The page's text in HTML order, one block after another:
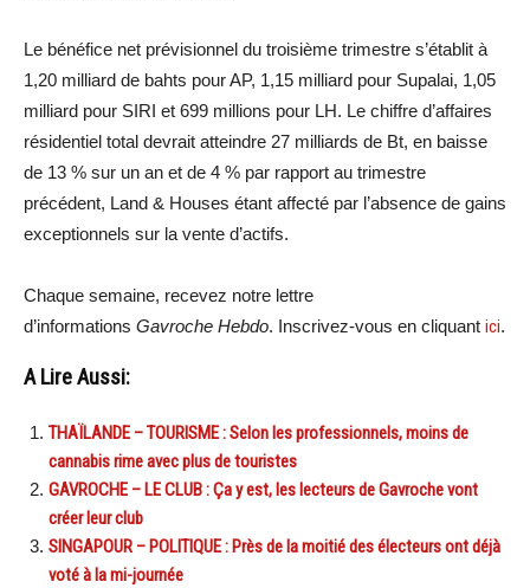
Le bénéfice net prévisionnel du troisième trimestre s’établit à
1,20 milliard de bahts pour AP, 1,15 milliard pour Supalai, 1,05
milliard pour SIRI et 699 millions pour LH. Le chiffre d’affaires
résidentiel total devrait atteindre 27 milliards de Bt, en baisse
de 13 % sur un an et de 4 % par rapport au trimestre
précédent, Land & Houses étant affecté par l’absence de gains
exceptionnels sur la vente d’actifs.
Chaque semaine, recevez notre lettre
d’informations Gavroche Hebdo. Inscrivez-vous en cliquant ici.
A Lire Aussi:
THAÏLANDE – TOURISME : Selon les professionnels, moins de
cannabis rime avec plus de touristes
GAVROCHE – LE CLUB : Ça y est, les lecteurs de Gavroche vont
créer leur club
SINGAPOUR – POLITIQUE : Près de la moitié des électeurs ont déjà
voté à la mi-journée